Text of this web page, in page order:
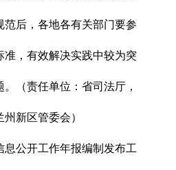
范后，各地各有关部门要参
准，有效解决实践中较为突
（责任单位：省司法厅，
新区管委会）
息公开工作年报编制发布工